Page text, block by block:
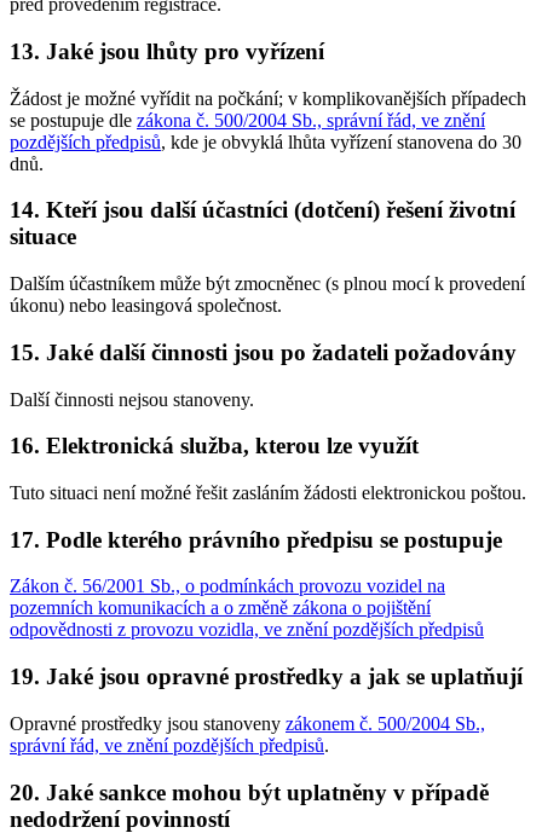
před provedením registrace.
13. Jaké jsou lhůty pro vyřízení
Žádost je možné vyřídit na počkání; v komplikovanějších případech
se postupuje dle zákona č. 500/2004 Sb., správní řád, ve znění
pozdějších předpisů, kde je obvyklá lhůta vyřízení stanovena do 30
dnů.
14. Kteří jsou další účastníci (dotčení) řešení životní
situace
Dalším účastníkem může být zmocněnec (s plnou mocí k provedení
úkonu) nebo leasingová společnost.
15. Jaké další činnosti jsou po žadateli požadovány
Další činnosti nejsou stanoveny.
16. Elektronická služba, kterou lze využít
Tuto situaci není možné řešit zasláním žádosti elektronickou poštou.
17. Podle kterého právního předpisu se postupuje
Zákon č. 56/2001 Sb., o podmínkách provozu vozidel na
pozemních komunikacích a o změně zákona o pojištění
odpovědnosti z provozu vozidla, ve znění pozdějších předpisů
19. Jaké jsou opravné prostředky a jak se uplatňují
Opravné prostředky jsou stanoveny zákonem č. 500/2004 Sb.,
správní řád, ve znění pozdějších předpisů.
20. Jaké sankce mohou být uplatněny v případě
nedodržení povinností